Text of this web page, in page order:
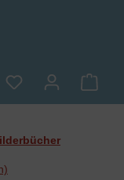
Du hast 0